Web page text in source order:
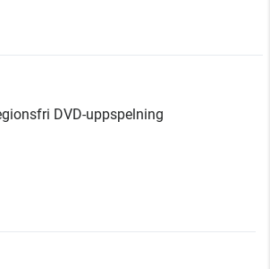
DVD-uppspelning